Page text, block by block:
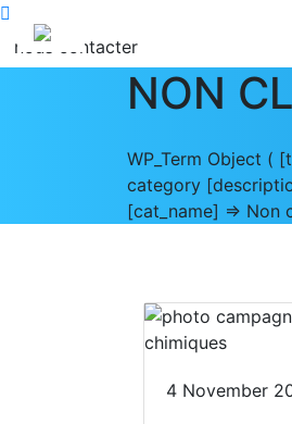
nous contacter
NON
WP_Term Object (
category
[cat_name] => Non
4 November